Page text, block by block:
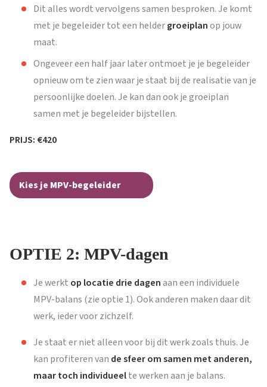
Dit alles wordt vervolgens samen besproken. Je komt
met je begeleider tot een heldergroeiplanop jouw
maat.
Ongeveer een half jaar later ontmoet je je begeleider
opnieuw om te zien waar je staat bij de realisatie van je
persoonlijke doelen. Je kan dan ook je groeiplan
samen met je begeleider bijstellen.
PRIJS: €420
Kies je MPV-begeleider
OPTIE 2: MPV-dagen
Je werkt op locatie drie dagenaan een individuele
MPV-balans (zie optie 1). Ook anderen maken daar dit
werk, ieder voor zichzelf.
Je staat er niet alleen voor bij dit werk zoals thuis. Je
kan profiteren van de sfeer om samen met anderen,
maar toch individueelte werken aan je balans.